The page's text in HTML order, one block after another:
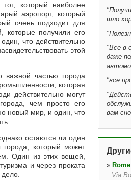
который наиболее
аэропорт, который
очень подходит для
которые получили его
что действительно
этой
частью города
которая
действительно могут
чем просто его
новый мир, и один, что
остаются ли один
города, который может
Один из этих вещей,
и через проката
"
шло
"
"Все в
даже
"все
"
вам
»
Via